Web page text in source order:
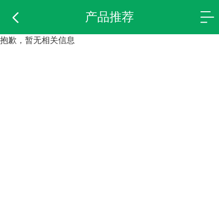
产品推荐
抱歉，暂无相关信息